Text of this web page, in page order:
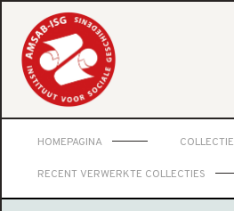
HOMEPAGINA COLLECTIE
RECENT VERWERKTE COLLECTIES